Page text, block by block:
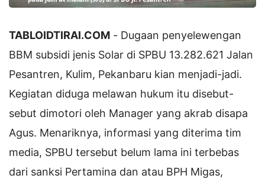
TABLOIDTIRAI.COM - Dugaan penyelewengan
BBM subsidi jenis Solar di SPBU 13.282.621 Jalan
Pesantren, Kulim, Pekanbaru kian menjadi-jadi.
Kegiatan diduga melawan hukum itu disebut-
sebut dimotori oleh Manager yang akrab disapa
Agus. Menariknya, informasi yang diterima tim
media, SPBU tersebut belum lama ini terbebas
dari sanksi Pertamina dan atau BPH Migas,